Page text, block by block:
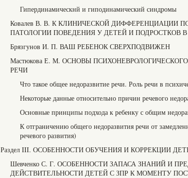
Гипердинамическнй и гиподинамический синдромы
Ковалев В. В. К КЛИНИЧЕСКОЙ ДИФФЕРЕНЦИАЦИИ
ПАТОЛОГИИ ПОВЕДЕНИЯ У ДЕТЕЙ И ПОДРОСТКОВ
Брязгунов И. П. ВАШ РЕБЕНОК СВЕРХПОДВИЖЕН
Мастюкова Е. М. ОСНОВЫ
РЕЧИ
Что такое общее недоразвитие речи. Роль речи в
Некоторые данные относительно причин речевого
Основные принципы подхода к ребенку с общим
К отграничению общего недоразвития речи от
речевого развития)
Раздел III. ОСОБЕННОСТИ ОБУЧЕНИЯ И КОРРЕКЦИИ
Шевченко С. Г. ОСОБЕННОСТИ ЗАПАСА ЗНАНИЙ И
ДЕЙСТВИТЕЛЬНОСТИ ДЕТЕЙ С ЗПР К МОМЕНТУ